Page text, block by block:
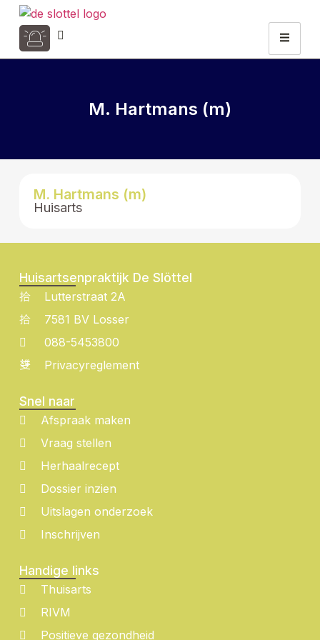
M. Hartmans (m)
M. Hartmans (m)
Huisarts
Huisartsenpraktijk De Slöttel
Lutterstraat 2A
7581 BV Losser
088-5453800
Privacyreglement
Snel naar
Afspraak maken
Vraag stellen
Herhaalrecept
Dossier inzien
Uitslagen onderzoek
Inschrijven
Handige links
Thuisarts
RIVM
Positieve gezondheid